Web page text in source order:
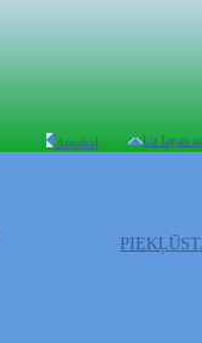
Atpakaļ Uz lapas